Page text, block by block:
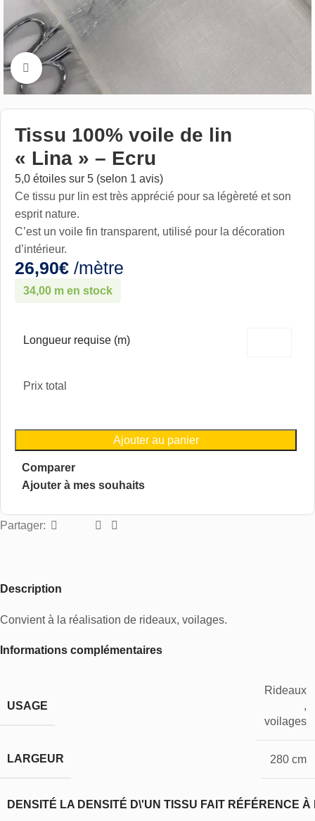
Cliquez pour aggrandir
Tissu 100% voile de lin
« Lina » – Ecru
5,0 étoiles sur 5 (selon 1 avis)
Ce tissu pur lin est très apprécié pour sa légèreté et son
esprit nature.
C’est un voile fin transparent, utilisé pour la décoration
d’intérieur.
26,90€ /mètre
34,00 m en stock
Longueur requise (m)
Prix total
Ajouter au panier
Comparer
Ajouter à mes souhaits
Partager:
Description
Convient à la réalisation de rideaux, voilages.
Informations complémentaires
USAGE
Rideaux
,
voilages
LARGEUR 280 cm
DENSITÉ LA DENSITÉ D\'UN TISSU FAIT RÉFÉRENCE